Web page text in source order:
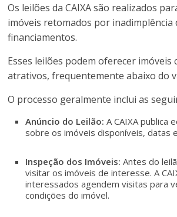
Os leilões da CAIXA são realizados
imóveis retomados por inadimplência
financiamentos.
Esses leilões podem oferecer imóveis
atrativos, frequentemente abaixo do
O processo geralmente inclui as
Anúncio do Leilão: A CAIXA publica
sobre os imóveis disponíveis, datas
Inspeção dos Imóveis: Antes do
visitar os imóveis de interesse. A
interessados agendem visitas para
condições do imóvel.